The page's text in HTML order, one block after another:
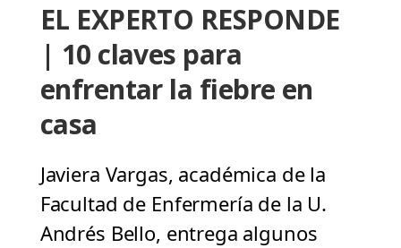
EL EXPERTO RESPONDE
| 10 claves para
enfrentar la fiebre en
casa
Javiera Vargas, académica de la
Facultad de Enfermería de la U.
Andrés Bello, entrega algunos